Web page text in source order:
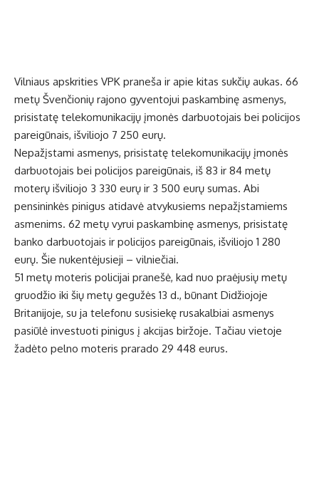
Vilniaus apskrities VPK praneša ir apie kitas sukčių aukas. 66
metų Švenčionių rajono gyventojui paskambinę asmenys,
prisistatę telekomunikacijų įmonės darbuotojais bei policijos
pareigūnais, išviliojo 7 250 eurų.
Nepažįstami asmenys, prisistatę telekomunikacijų įmonės
darbuotojais bei policijos pareigūnais, iš 83 ir 84 metų
moterų išviliojo 3 330 eurų ir 3 500 eurų sumas. Abi
pensininkės pinigus atidavė atvykusiems nepažįstamiems
asmenims. 62 metų vyrui paskambinę asmenys, prisistatę
banko darbuotojais ir policijos pareigūnais, išviliojo 1 280
eurų. Šie nukentėjusieji – vilniečiai.
51 metų moteris policijai pranešė, kad nuo praėjusių metų
gruodžio iki šių metų gegužės 13 d., būnant Didžiojoje
Britanijoje, su ja telefonu susisiekę rusakalbiai asmenys
pasiūlė investuoti pinigus į akcijas biržoje. Tačiau vietoje
žadėto pelno moteris prarado 29 448 eurus.